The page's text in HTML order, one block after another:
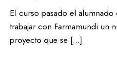
El curso pasado el
trabajar con Farmamundi un
proyecto que se […]